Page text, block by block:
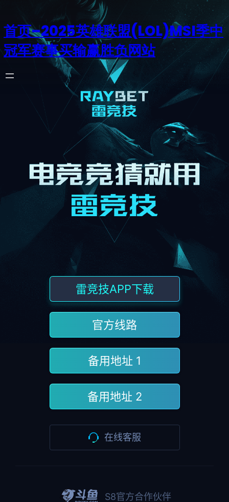
首页–2025英雄联盟(LOL)MSI季中
冠军赛事买输赢胜负网站